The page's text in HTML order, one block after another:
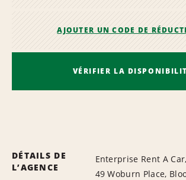
AJOUTER UN CODE DE
VÉRIFIER LA
DÉTAILS DE
L’AGENCE
Enterprise Rent A Car,
49 Woburn Place,